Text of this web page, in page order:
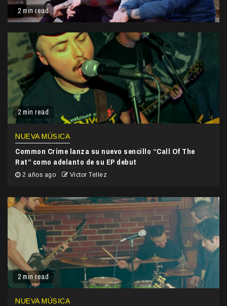
2 min read
2 min read
NUEVA MÚSICA
Common Crime lanza su nuevo sencillo “Call Of The
Rat” como adelanto de su EP debut
2 años ago Victor Tellez
2 min read
NUEVA MÚSICA